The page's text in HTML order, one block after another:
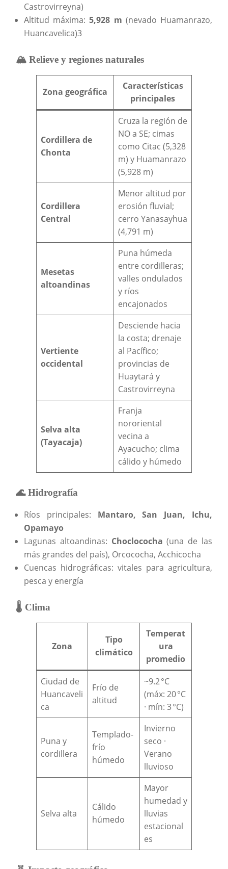
Castrovirreyna)
Altitud máxima:5,928 m (nevado Huamanrazo,
Huancavelica)3
🏔️ Relieve y regiones naturales
Zona geográfica
Características
principales
Cordillera de
Chonta
Cruza la región de
NO a SE; cimas
como Citac (5,328
m) y Huamanrazo
(5,928 m)
Cordillera
Central
Menor altitud por
erosión fluvial;
cerro Yanasayhua
(4,791 m)
Mesetas
altoandinas
Puna húmeda
entre cordilleras;
valles ondulados
y ríos
encajonados
Vertiente
occidental
Desciende hacia
la costa; drenaje
al Pacífico;
provincias de
Huaytará y
Castrovirreyna
Selva alta
(Tayacaja)
Franja
nororiental
vecina a
Ayacucho; clima
cálido y húmedo
🌊 Hidrografía
Ríos principales: Mantaro, San Juan, Ichu,
Opamayo
Lagunas altoandinas: Choclococha (una de las
más grandes del país), Orcococha, Acchicocha
Cuencas hidrográficas: vitales para agricultura,
pesca y energía
🌡️ Clima
Zona
Tipo
climático
Temperat
ura
promedio
Ciudad de
Huancaveli
ca
Frío de
altitud
~9.2 °C
(máx: 20 °C
· mín: 3 °C)
Puna y
cordillera
Templado-
frío
húmedo
Invierno
seco ·
Verano
lluvioso
Selva alta
Cálido
húmedo
Mayor
humedad y
lluvias
estacional
es